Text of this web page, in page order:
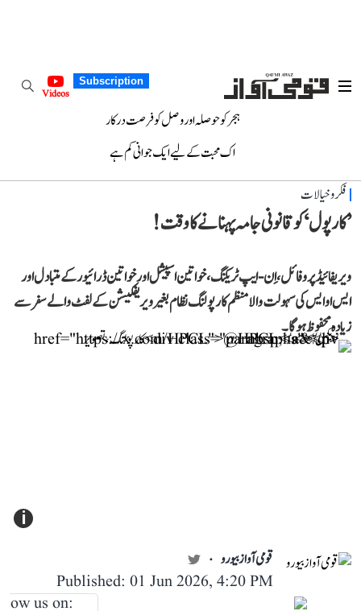
Subscription
Videos
ہجر کو حوصلہ اور وصل کو فرصت درکار
اک محبت کے لیے ایک جوانی کم ہے
فکر و خیالات
’کار پول‘ کو قانونی جامہ پہنانے کا وقت!
ویریفائیڈ پروفائل، اِن-ایپ ٹریکنگ، خواتین اسپیشل اور خواتین ڈرائیور کے متبادل اور
ایس او ایس کی سہولت والا منظم کار پولنگ نظام بغیر ویریفکیشن کے لفٹ والے سفر سے
زیادہ محفوظ ہوگا۔
i
قومی آواز بیورو
Published: 01 Jun 2026, 4:20 PM
us on: